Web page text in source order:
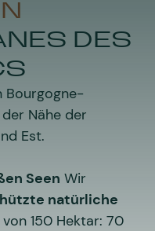
DES
Bourgogne-
Nähe der
Est.
Seen Wir
natürliche
150 Hektar: 70